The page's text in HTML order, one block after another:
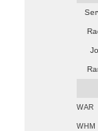
WAR
WHM